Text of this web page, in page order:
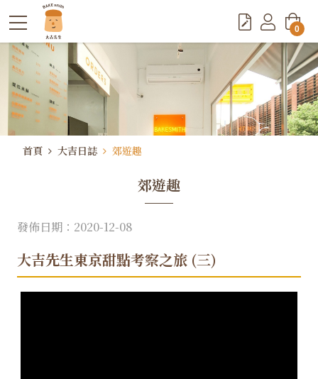
首頁 大吉日誌 郊遊趣
郊遊趣
發佈日期：2020-12-08
大吉先生東京甜點考察之旅 (三)
0